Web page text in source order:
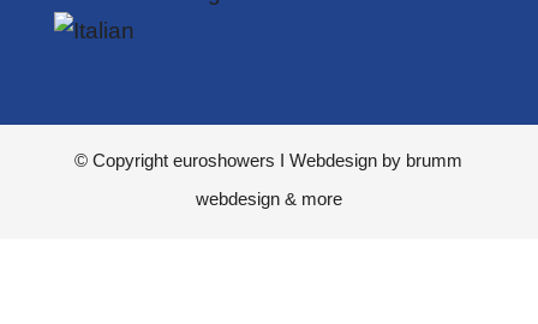
© Copyrighteuroshowers I Webdesign by brumm
webdesign & more